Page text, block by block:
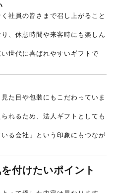
社員の皆さまで召し上がること
、休憩時間や来客時にも楽しん
世代に喜ばれやすいギフトで
た目や包装にもこだわっていま
れるため、法人ギフトとしても
る会社」という印象にもつなが
付けたいポイント